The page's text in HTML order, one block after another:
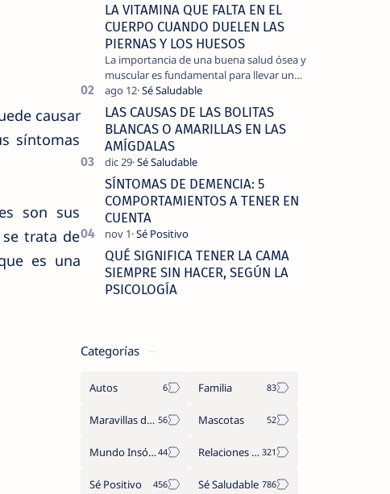
causar
síntomas
son sus
trata de
es una
LA VITAMINA QUE FALTA EN EL
CUERPO CUANDO DUELEN LAS
PIERNAS Y LOS HUESOS
La importancia de una buena salud ósea y
muscular es fundamental para llevar una
vida activa y sin dolor, cuando
experimentamos dolor en las piernas …
LAS CAUSAS DE LAS BOLITAS
BLANCAS O AMARILLAS EN LAS
AMÍGDALAS
SÍNTOMAS DE DEMENCIA: 5
COMPORTAMIENTOS A TENER EN
CUENTA
QUÉ SIGNIFICA TENER LA CAMA
SIEMPRE SIN HACER, SEGÚN LA
PSICOLOGÍA
Categorías
Autos Familia
Maravillas del Mundo Mascotas
Mundo Insólito Relaciones de Parejas
Sé Positivo Sé Saludable